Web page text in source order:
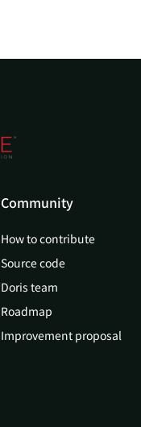
Community
How to contribute
Source code
Doris team
Roadmap
Improvement proposal